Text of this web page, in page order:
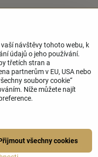
návštěvy tohoto webu, k
údajů o jeho používání.
třetích stran a
partnerům v EU, USA nebo
soubory cookie“
Níže můžete najít
všechny cookies